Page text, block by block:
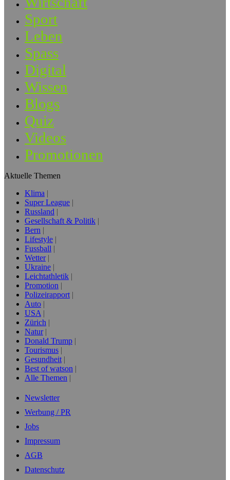
Sport
Leben
Spass
Digital
Wissen
Blogs
Quiz
Videos
Promotionen
Aktuelle Themen
Klima
Super League
Russland
Gesellschaft & Politik
Bern
Lifestyle
Fussball
Wetter
Ukraine
Leichtathletik
Promotion
Polizeirapport
Auto
USA
Zürich
Natur
Donald Trump
Tourismus
Gesundheit
Best of watson
Alle Themen
Newsletter
Werbung / PR
Jobs
Impressum
AGB
Datenschutz